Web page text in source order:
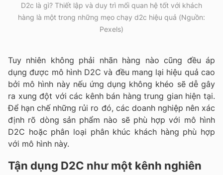
D2c là gì? Thiết lập và duy trì mối quan hệ tốt với khách
hàng là một trong những mẹo chạy d2c hiệu quả (Nguồn:
Pexels)
Tuy nhiên không phải nhãn hàng nào cũng đều áp
dụng được mô hình D2C và đều mang lại hiệu quả cao
bởi mô hình này nếu ứng dụng không khéo sẽ dễ gây
ra xung đột với các kênh bán hàng trung gian hiện tại.
Để hạn chế những rủi ro đó, các doanh nghiệp nên xác
định rõ dòng sản phẩm nào sẽ phù hợp với mô hình
D2C hoặc phân loại phân khúc khách hàng phù hợp
với mô hình này.
Tận dụng D2C như một kênh nghiên